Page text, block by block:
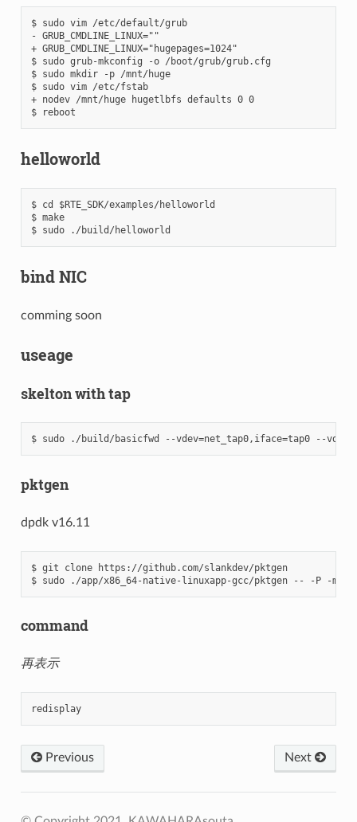
$ sudo vim /etc/default/grub
- GRUB_CMDLINE_LINUX=""
+ GRUB_CMDLINE_LINUX="hugepages=1024"
$ sudo grub-mkconfig -o /boot/grub/grub.cfg
$ sudo mkdir -p /mnt/huge
$ sudo vim /etc/fstab
+ nodev /mnt/huge hugetlbfs defaults 0 0
helloworld
$ cd $RTE_SDK/examples/helloworld
$ make
bind NIC
comming soon
useage
skelton with tap
pktgen
dpdk v16.11
$ git clone https://github.com/slankdev/pktgen
command
再表示
redisplay
Previous Next